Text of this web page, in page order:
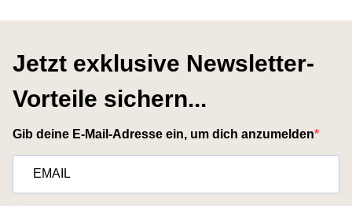
Jetzt exklusive Newsletter-
Vorteile sichern...
Gib deine E-Mail-Adresse ein, um dich anzumelden